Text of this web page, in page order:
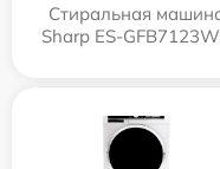
Стиральная
Sharp ES-